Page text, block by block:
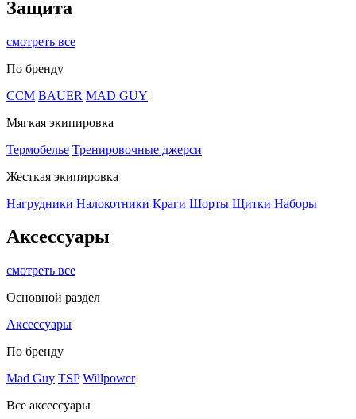
Защита
смотреть все
По бренду
CCM BAUER MAD GUY
Мягкая экипировка
Термобелье Тренировочные джерси
Жесткая экипировка
Нагрудники Налокотники Краги Шорты Щитки Наборы
Аксессуары
смотреть все
Основной раздел
Аксессуары
По бренду
Mad Guy TSP Willpower
Все аксессуары